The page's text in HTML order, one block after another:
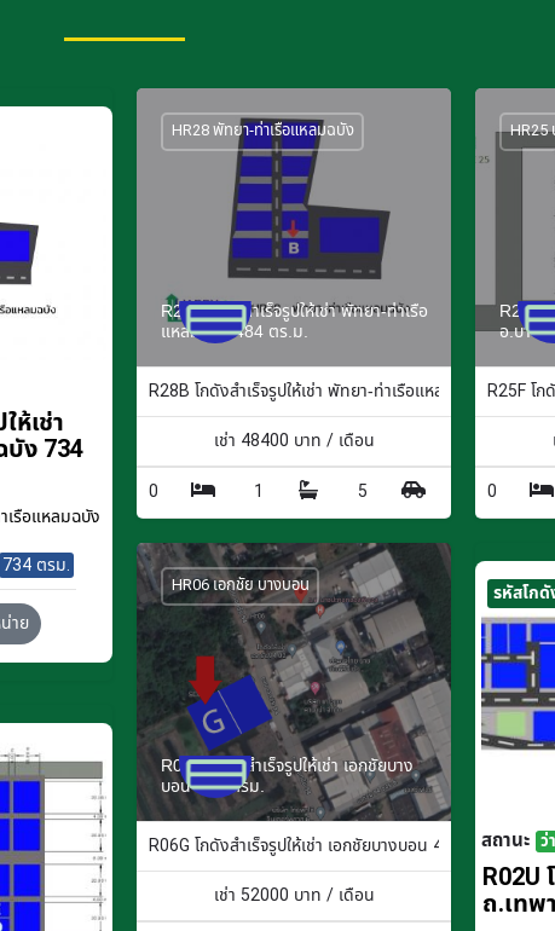
ห้เช่า
ง 734
เรือแหลมฉบัง
734 ตรม.
าย
R28B โกดังสำเร็จรูปให้เช่า พัทยา-ท่าเรือ
แหลมฉบัง 484 ตร.ม.
HR28 พัทยา-ท่าเรือแหลมฉบัง
R28B โกดังสำเร็จรูปให้เช่า พัทยา-ท่าเรือแหลมฉบัง 484 ตร.
เช่า 48400 บาท / เดือน
0
1 5
R25F
อ.บาง
HR25
R25F โก
0
R06G โกดังสำเร็จรูปให้เช่า เอกชัยบาง
บอน 400 ตรม.
HR06 เอกชัย บางบอน
R06G โกดังสำเร็จรูปให้เช่า เอกชัยบางบอน 400 ตรม.
เช่า 52000 บาท / เดือน
รหัสโกดั
สถานะ ว่
R02U
ถ.เทพ